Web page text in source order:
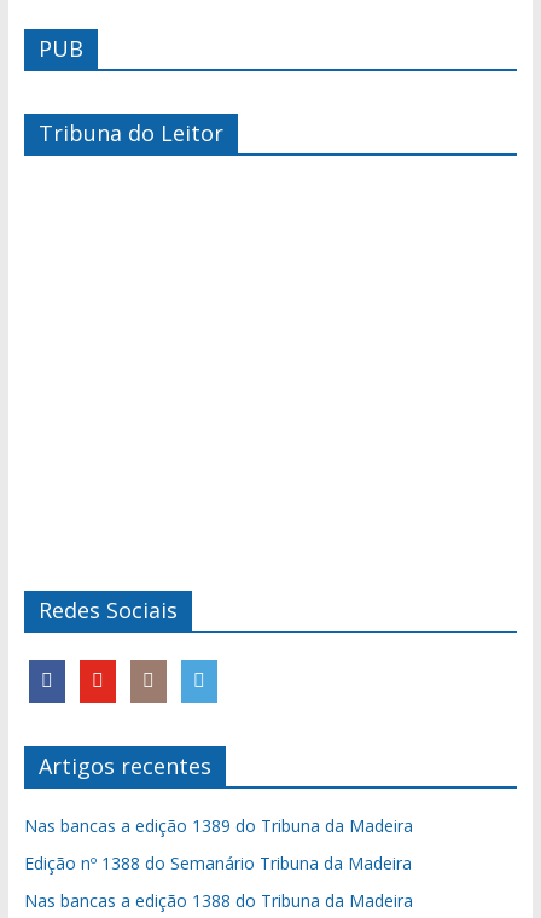
PUB
Tribuna do Leitor
Redes Sociais
Artigos recentes
Nas bancas a edição 1389 do Tribuna da Madeira
Edição nº 1388 do Semanário Tribuna da Madeira
Nas bancas a edição 1388 do Tribuna da Madeira